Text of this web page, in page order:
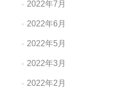
2022年7月
2022年6月
2022年5月
2022年3月
2022年2月